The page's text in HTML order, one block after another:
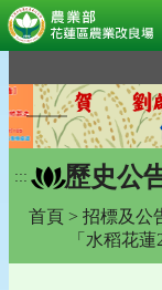
到
主
要
內
容
::: 歷史公
首頁 > 招標及公
「水稻花